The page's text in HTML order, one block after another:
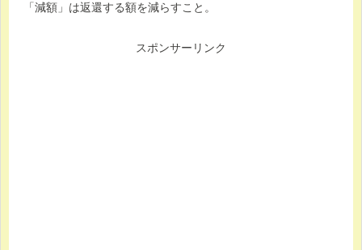
「減額」は返還する額を減らすこと。
スポンサーリンク